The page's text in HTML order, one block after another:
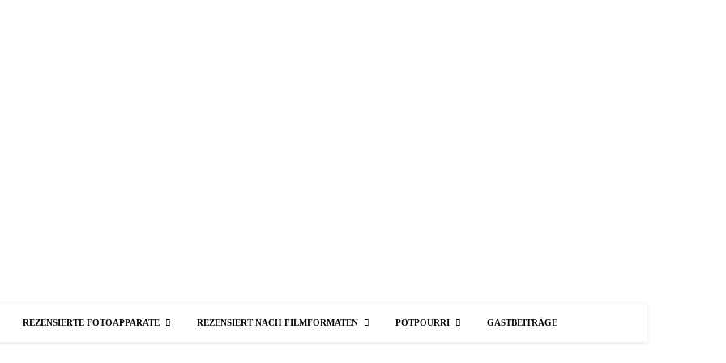
REZENSIERTE FOTOAPPARATE REZENSIERT NACH FILMFORMATEN POTPOURRI GASTBEITRÄGE